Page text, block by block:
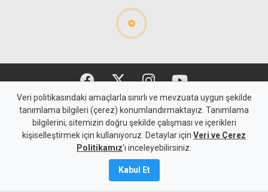
Gündem KKTC
İki ayrı kaza: Bir sürücü
nefes örneği vermedi,
diğerinde 4 kişi yaralandı,
Veri politikasındaki amaçlarla sınırlı ve mevzuata uygun şekilde
tanımlama bilgileri (çerez) konumlandırmaktayız. Tanımlama
bilgilerini; sitemizin doğru şekilde çalışması ve içerikleri
kişiselleştirmek için kullanıyoruz. Detaylar için Veri ve Çerez
Politikamız'ı inceleyebilirsiniz.
Kabul Et